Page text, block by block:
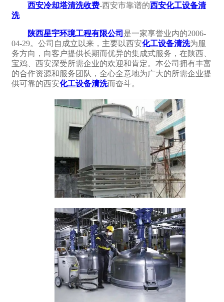
西安冷却塔清洗收费-西安市靠谱的西安化工设备清
洗
陕西星宇环境工程有限公司 是一家享誉业内的2006-
04-29。公司自成立以来，主要以西安化工设备清洗为服
务方向，向客户提供长期而优异的集成式服务，在陕西、
宝鸡、西安深受所需企业的欢迎和肯定。本公司拥有丰富
的合作资源和服务团队，全心全意地为广大的所需企业提
供可靠的西安化工设备清洗而奋斗。